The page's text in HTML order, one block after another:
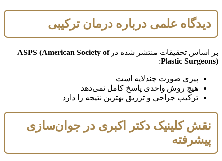
دیدگاه علمی درباره درمان ترکیبی
بر اساس تحقیقات منتشر شده درASPS (American Society of
Plastic Surgeons)
:
پیری صورت چندلایه است
هیچ روش واحدی پاسخ کامل نمی‌دهد
ترکیب جراحی و تزریق بهترین نتیجه را دارد
نقش کلینیک دکتر اکبری در جوان‌سازی
پیشرفته